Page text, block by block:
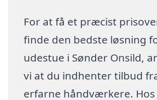
For at få et præcist
finde den bedste løsning
udestue i Sønder Onsild,
vi at du indhenter tilbud
erfarne håndværkere. Hos